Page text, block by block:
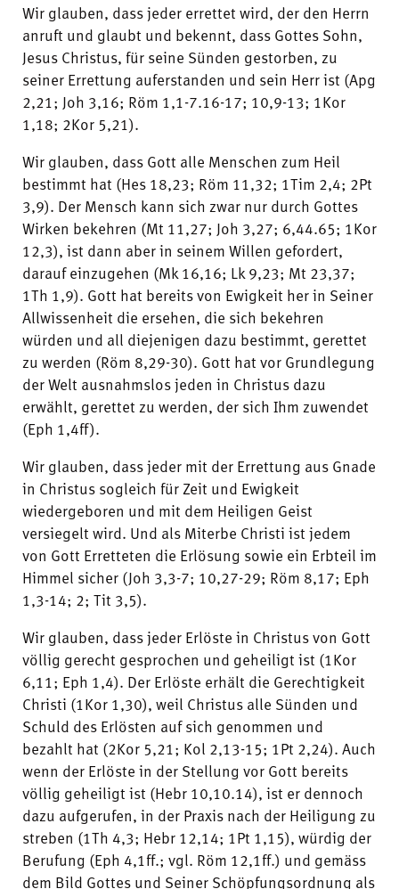
Wir glauben, dass jeder errettet wird, der den Herrn
anruft und glaubt und bekennt, dass Gottes Sohn,
Jesus Christus, für seine Sünden gestorben, zu
seiner Errettung auferstanden und sein Herr ist (Apg
2,21; Joh 3,16; Röm 1,1-7.16-17; 10,9-13; 1Kor
1,18; 2Kor 5,21).
Wir glauben, dass Gott alle Menschen zum Heil
bestimmt hat (Hes 18,23; Röm 11,32; 1Tim 2,4; 2Pt
3,9). Der Mensch kann sich zwar nur durch Gottes
Wirken bekehren (Mt 11,27; Joh 3,27; 6,44.65; 1Kor
12,3), ist dann aber in seinem Willen gefordert,
darauf einzugehen (Mk 16,16; Lk 9,23; Mt 23,37;
1Th 1,9). Gott hat bereits von Ewigkeit her in Seiner
Allwissenheit die ersehen, die sich bekehren
würden und all diejenigen dazu bestimmt, gerettet
zu werden (Röm 8,29-30). Gott hat vor Grundlegung
der Welt ausnahmslos jeden in Christus dazu
erwählt, gerettet zu werden, der sich Ihm zuwendet
(Eph 1,4ff).
Wir glauben, dass jeder mit der Errettung aus Gnade
in Christus sogleich für Zeit und Ewigkeit
wiedergeboren und mit dem Heiligen Geist
versiegelt wird. Und als Miterbe Christi ist jedem
von Gott Erretteten die Erlösung sowie ein Erbteil im
Himmel sicher (Joh 3,3-7; 10,27-29; Röm 8,17; Eph
1,3-14; 2; Tit 3,5).
Wir glauben, dass jeder Erlöste in Christus von Gott
völlig gerecht gesprochen und geheiligt ist (1Kor
6,11; Eph 1,4). Der Erlöste erhält die Gerechtigkeit
Christi (1Kor 1,30), weil Christus alle Sünden und
Schuld des Erlösten auf sich genommen und
bezahlt hat (2Kor 5,21; Kol 2,13-15; 1Pt 2,24). Auch
wenn der Erlöste in der Stellung vor Gott bereits
völlig geheiligt ist (Hebr 10,10.14), ist er dennoch
dazu aufgerufen, in der Praxis nach der Heiligung zu
streben (1Th 4,3; Hebr 12,14; 1Pt 1,15), würdig der
Berufung (Eph 4,1ff.; vgl. Röm 12,1ff.) und gemäss
dem Bild Gottes und Seiner Schöpfungsordnung als